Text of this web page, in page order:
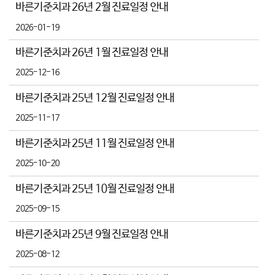
바른기준치과 26년 2월 진료일정 안내
2026-01-19
바른기준치과 26년 1월 진료일정 안내
2025-12-16
바른기준치과 25년 12월 진료일정 안내
2025-11-17
바른기준치과 25년 11월 진료일정 안내
2025-10-20
바른기준치과 25년 10월 진료일정 안내
2025-09-15
바른기준치과 25년 9월 진료일정 안내
2025-08-12